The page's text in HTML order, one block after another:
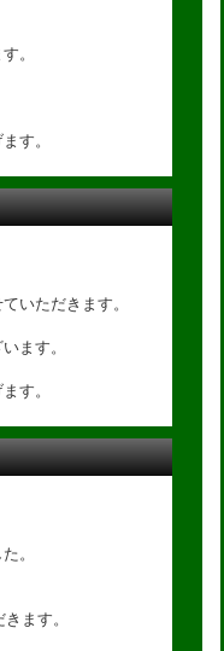
。
す。
いただきます。
ます。
す。
。
ます。